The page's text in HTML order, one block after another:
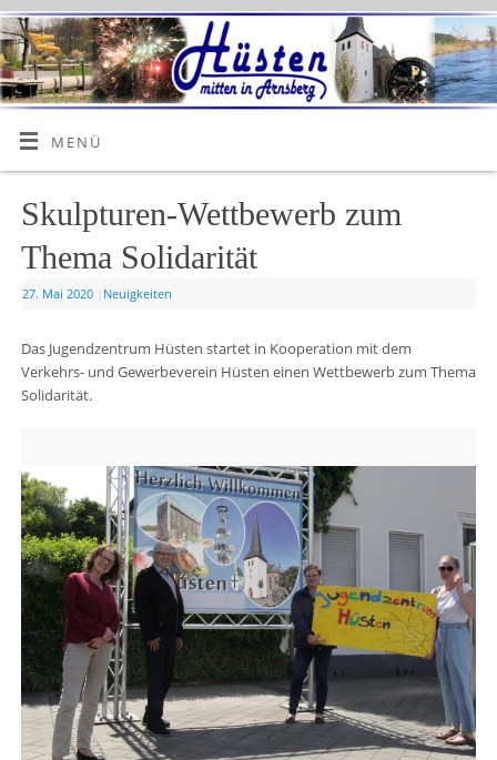
MENÜ
Skulpturen-Wettbewerb zum
Thema Solidarität
27. Mai 2020 Neuigkeiten
Das Jugendzentrum Hüsten startet in Kooperation mit dem
Verkehrs- und Gewerbeverein Hüsten einen Wettbewerb zum Thema
Solidarität.